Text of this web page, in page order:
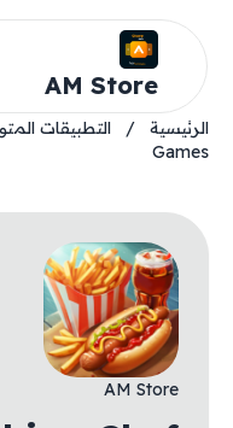
AM Store
الرئيسية / التطبيقات
Games
AM Store